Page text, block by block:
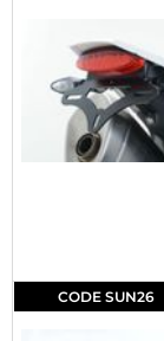
CODE SUN26